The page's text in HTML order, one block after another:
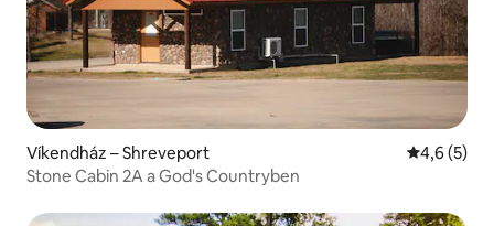
Víkendház – Shreveport Átlagos
4,6 (5)
Stone Cabin 2A a God's Countryben